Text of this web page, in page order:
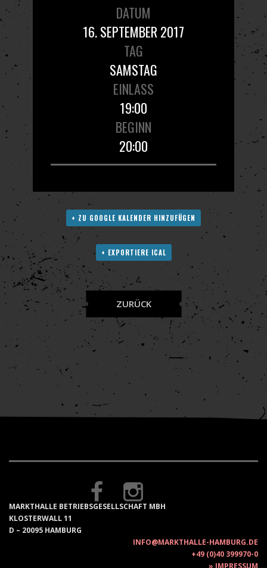
DATUM
16. SEPTEMBER 2017
TAG
SAMSTAG
EINLASS
19:00
BEGINN
20:00
+ ZU GOOGLE KALENDER HINZUFÜGEN
+ EXPORTIERE ICAL
ZURÜCK
MARKTHALLE BETRIEBSGESELLSCHAFT MBH
KLOSTERWALL 11
D – 20095 HAMBURG
INFO@MARKTHALLE-HAMBURG.DE
+49 (0)40 399970-0
IMPRESSUM